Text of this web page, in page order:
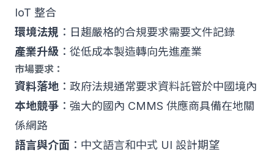
IoT 整合
環境法規 ：日趨嚴格的合規要求需要文件記錄
產業升級 ：從低成本製造轉向先進產業
市場要求：
資料落地 ：政府法規通常要求資料託管於中國境內
本地競爭 ：強大的國內 CMMS 供應商具備在地關
係網路
語言與介面 ：中文語言和中式 UI 設計期望